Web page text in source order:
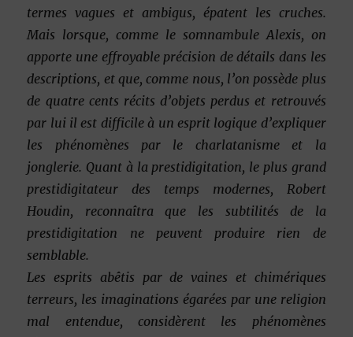
termes vagues et ambigus, épatent les cruches.
Mais lorsque, comme le somnambule Alexis, on
apporte une effroyable précision de détails dans les
descriptions, et que, comme nous, l’on possède plus
de quatre cents récits d’objets perdus et retrouvés
par lui il est difficile à un esprit logique d’expliquer
les phénomènes par le charlatanisme et la
jonglerie. Quant à la prestidigitation, le plus grand
prestidigitateur des temps modernes, Robert
Houdin, reconnaîtra que les subtilités de la
prestidigitation ne peuvent produire rien de
semblable.
Les esprits abêtis par de vaines et chimériques
terreurs, les imaginations égarées par une religion
mal entendue, considèrent les phénomènes